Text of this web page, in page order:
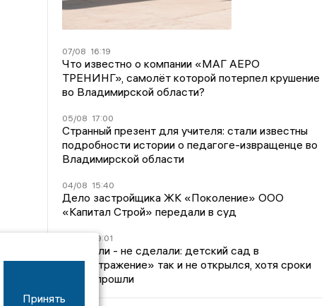
07/08 16:19
Что известно о компании «МАГ АЕРО
ТРЕНИНГ», самолёт которой потерпел крушение
во Владимирской области?
05/08 17:00
Странный презент для учителя: стали известны
подробности истории о педагоге-извращенце во
Владимирской области
04/08 15:40
Дело застройщика ЖК «Поколение» ООО
«Капитал Строй» передали в суд
09:01
Обещали - не сделали: детский сад в
ЖК «Отражение» так и не открылся, хотя сроки
давно прошли
Принять